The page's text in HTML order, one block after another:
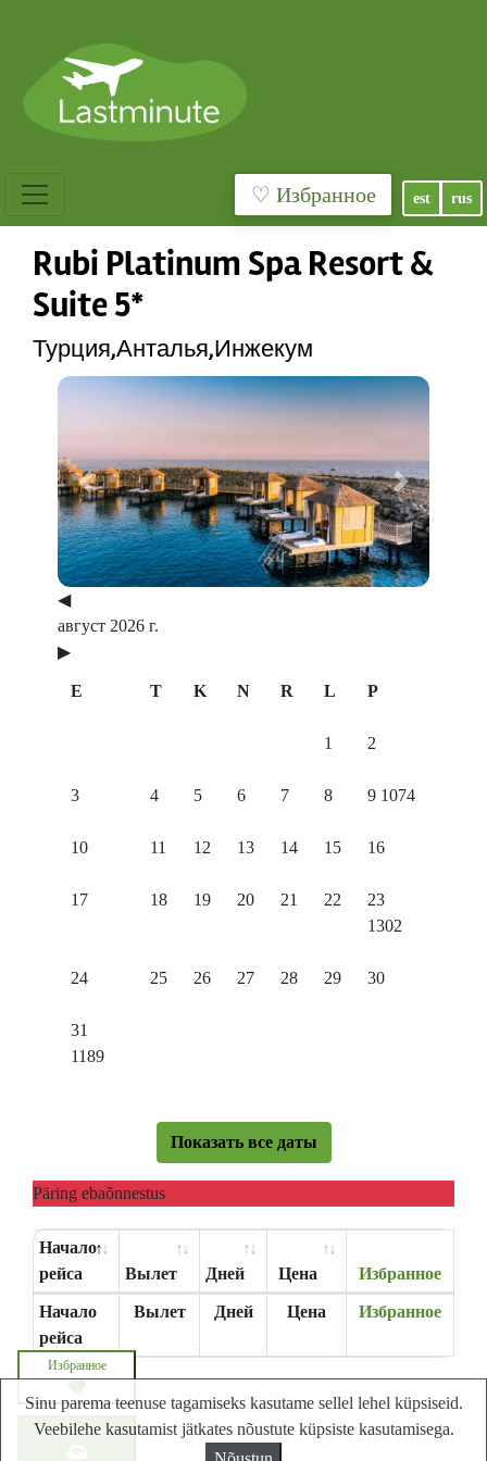
♡ Избранное est rus
Rubi Platinum Spa Resort &
Suite 5*
Турция,Анталья,Инжекум
Previous Next
◀
август 2026 г.
▶
E T K N R L P
1 2
3 4 5 6 7 8 9 1074
10 11 12 13 14 15 16
17 18 19 20 21 22
23
1302
24 25 26 27 28 29 30
31
1189
Показать все даты
Päring ebaõnnestus
Начало
рейса
Вылет Дней Цена Избранное
Начало
рейса
Вылет Дней Цена Избранное
Запросите цену
Избранное
Карта сайта
Lastminute.ee - Лучший сайт путешествий в
Sinu parema teenuse tagamiseks kasutame sellel lehel küpsiseid.
Veebilehe kasutamist jätkates nõustute küpsiste kasutamisega.